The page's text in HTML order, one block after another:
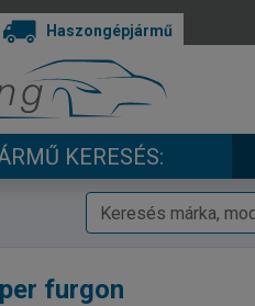
Haszongépjármű
KERESÉS:
furgon